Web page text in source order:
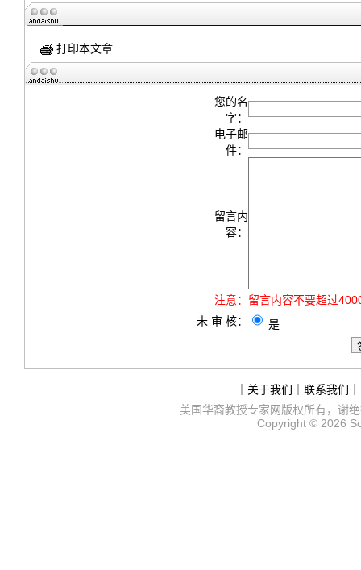
打印本文章
您的名
字：
电子邮
件：
留言内
容：
注意： 留言内容不要超过
未 审 核：
是
关于我们 联系我们
美国华裔教授专家网版权所有，谢
Copyright © 2026